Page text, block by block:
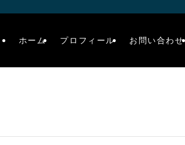
ホーム プロフィール お問い合わせ